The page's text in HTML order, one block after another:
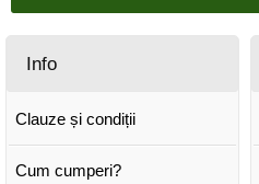
Info
Clauze și condiții
Cum cumperi?